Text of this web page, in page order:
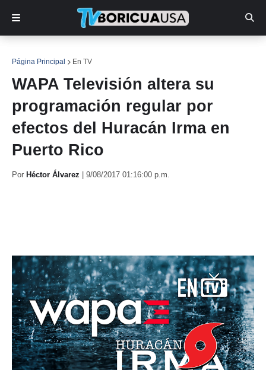
Página Principal En TV
WAPA Televisión altera su
programación regular por
efectos del Huracán Irma en
Puerto Rico
Por Héctor Álvarez 9/08/2017 01:16:00 p.m.